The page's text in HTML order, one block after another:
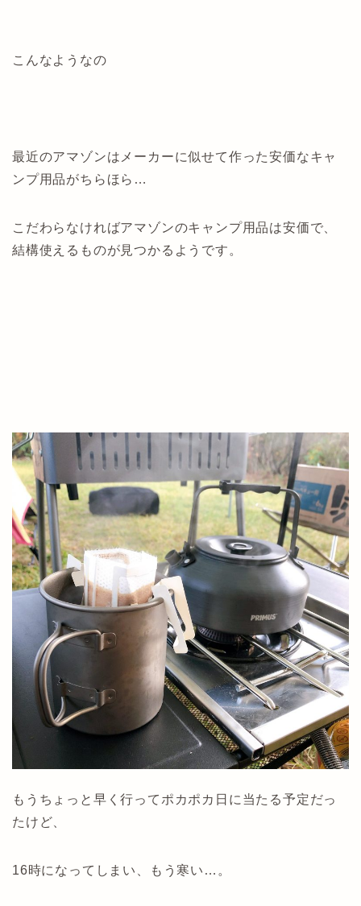
こんなようなの
最近のアマゾンはメーカーに似せて作った安価なキャ
ンプ用品がちらほら…
こだわらなければアマゾンのキャンプ用品は安価で、
結構使えるものが見つかるようです。
もうちょっと早く行ってポカポカ日に当たる予定だっ
たけど、
16時になってしまい、もう寒い…。